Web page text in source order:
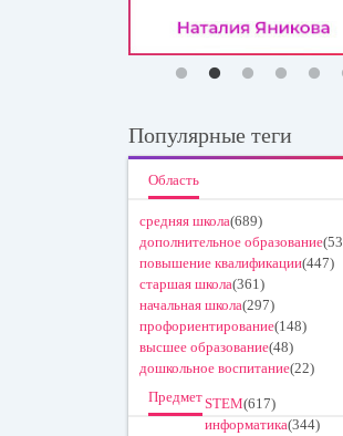
Популярные теги
Область
средняя школа(689)
дополнительное образование
повышение квалификации(447)
старшая школа(361)
начальная школа(297)
профориентирование(148)
высшее образование(48)
дошкольное воспитание(22)
ПредметSTEM(617)
информатика(344)